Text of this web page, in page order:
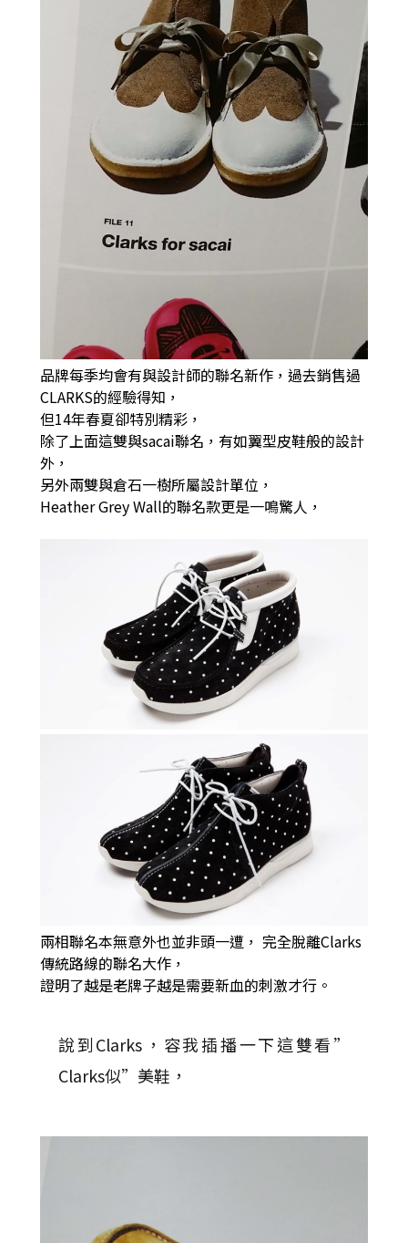
品牌每季均會有與設計師的聯名新作， 過去銷售過
CLARKS的經驗得知，
但14年春夏卻特別精彩，
除了上面這雙與sacai聯名，有如翼型皮鞋般的設計
外，
另外兩雙與倉石一樹所屬設計單位，
Heather Grey Wall的聯名款更是一鳴驚人，
兩相聯名本無意外也並非頭一遭， 完全脫離Clarks
傳統路線的聯名大作，
證明了越是老牌子越是需要新血的刺激才行。
說到Clarks，容我插播一下這雙看”
Clarks似”美鞋，